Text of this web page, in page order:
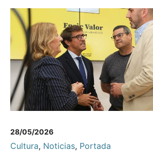
28/05/2026
Cultura, Noticias, Portada